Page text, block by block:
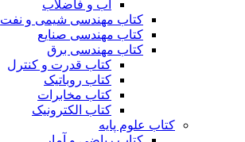
آب و فاضلاب
کتاب مهندسی شیمی و نفت
کتاب مهندسی صنایع
کتاب مهندسی برق
کتاب قدرت و کنترل
کتاب روباتیک
کتاب مخابرات
کتاب الکترونیک
کتاب علوم پایه